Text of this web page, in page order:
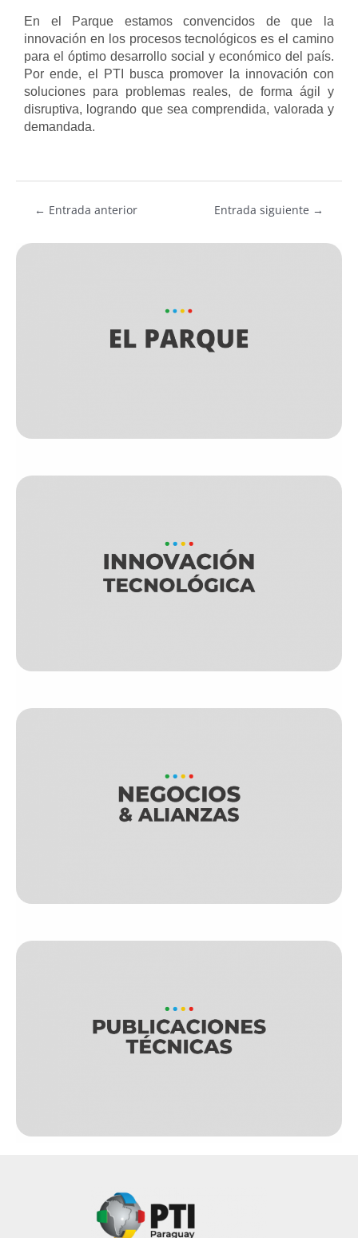
En el Parque estamos convencidos de que la
innovación en los procesos tecnológicos es el camino
para el óptimo desarrollo social y económico del país.
Por ende, el PTI busca promover la innovación con
soluciones para problemas reales, de forma ágil y
disruptiva, logrando que sea comprendida, valorada y
demandada.
← Entrada anterior Entrada siguiente →